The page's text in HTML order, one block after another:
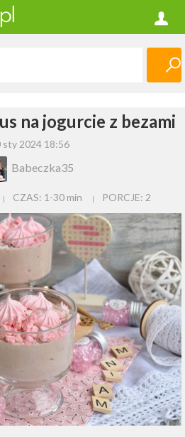
na jogurcie z bezami
sty 2024 18:56
Babeczka35
CZAS: 1-30 min PORCJE: 2